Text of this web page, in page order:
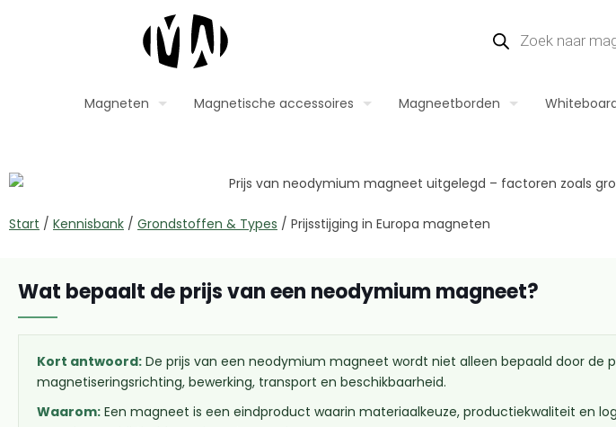
Magneten Magnetische accessoires Magneetborden
Start / Kennisbank / Grondstoffen & Types / Prijsstijging in Europa magneten
Wat bepaalt de prijs van een neodymium magneet?
Kort antwoord: De prijs van een neodymium magneet wordt niet alleen bepaald door
magnetiseringsrichting, bewerking, transport en beschikbaarheid.
Waarom: Een magneet is een eindproduct waarin materiaalkeuze, productiekwaliteit en